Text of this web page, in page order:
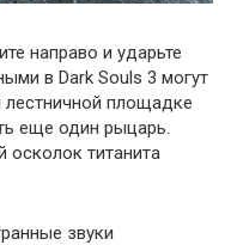
направо и ударьте
в Dark Souls 3 могут
лестничной площадке
еще один рыцарь.
осколок титанита
звуки